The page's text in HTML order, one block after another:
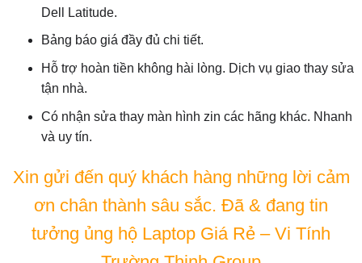
Dell Latitude.
Bảng báo giá đầy đủ chi tiết.
Hỗ trợ hoàn tiền không hài lòng. Dịch vụ giao thay sửa
tận nhà.
Có nhận sửa thay màn hình zin các hãng khác. Nhanh
và uy tín.
Xin gửi đến quý khách hàng những lời cảm
ơn chân thành sâu sắc. Đã & đang tin
tưởng ủng hộ Laptop Giá Rẻ – Vi Tính